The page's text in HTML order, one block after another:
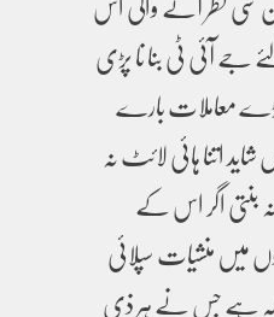
آئی ٹی بنا نا پڑی
معاملات بارے
اتنا ہائی لائٹ نہ
بنتی اگر اس کے
میں منشیات سپلائی
ہے جس نے ہر ذی